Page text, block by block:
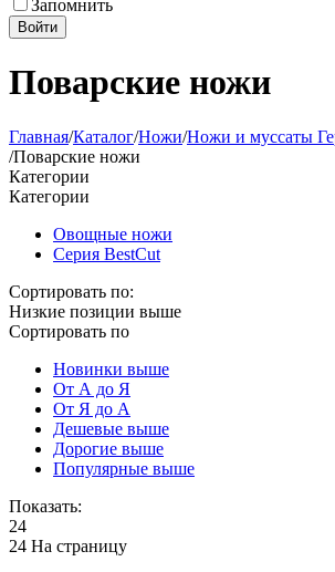
Запомнить
Войти
Поварские ножи
Главная/Каталог/Ножи/Ножи и муссаты
/Поварские ножи
Категории
Категории
Овощные ножи
Серия BestCut
Сортировать по:
Низкие позиции выше
Сортировать по
Новинки выше
От А до Я
От Я до А
Дешевые выше
Дорогие выше
Популярные выше
Показать:
24
24 На страницу